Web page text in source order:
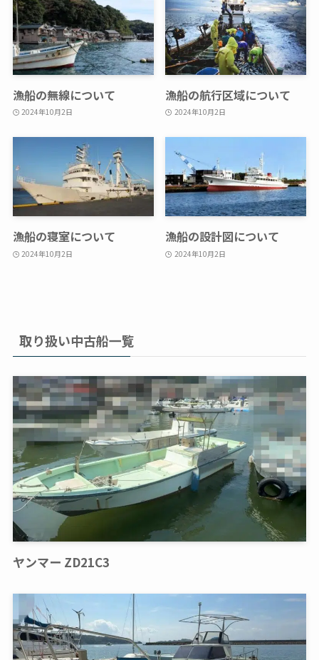
漁船の無線について
2024年10月2日
漁船の航行区域について
2024年10月2日
漁船の寝室について
2024年10月2日
漁船の設計図について
2024年10月2日
取り扱い中古船一覧
ヤンマー ZD21C3